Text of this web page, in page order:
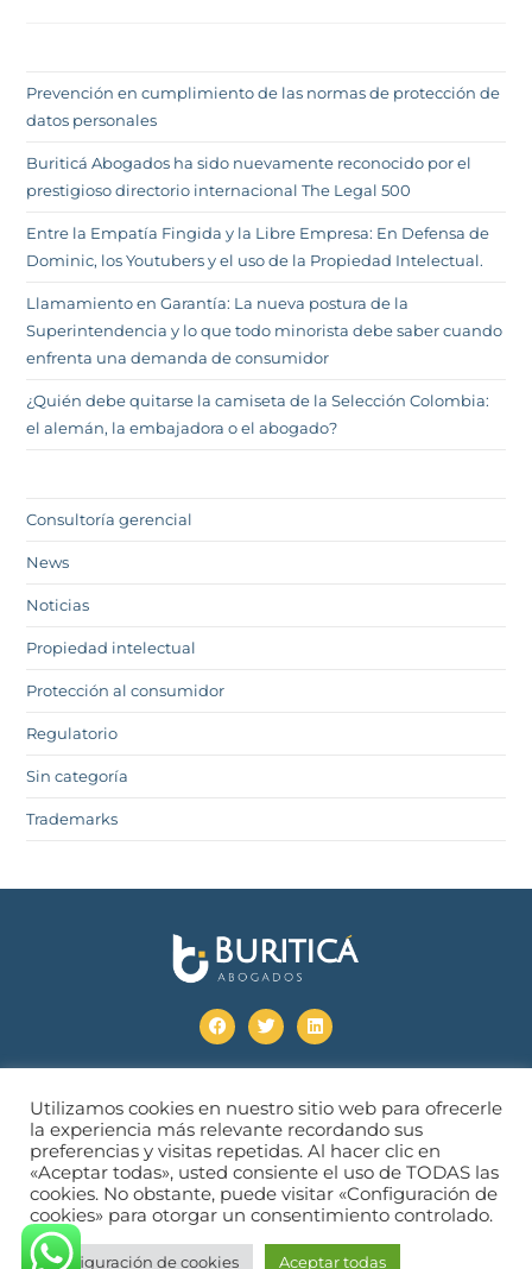
Prevención en cumplimiento de las normas de protección de
datos personales
Buriticá Abogados ha sido nuevamente reconocido por el
prestigioso directorio internacional The Legal 500
Entre la Empatía Fingida y la Libre Empresa: En Defensa de
Dominic, los Youtubers y el uso de la Propiedad Intelectual.
Llamamiento en Garantía: La nueva postura de la
Superintendencia y lo que todo minorista debe saber cuando
enfrenta una demanda de consumidor
¿Quién debe quitarse la camiseta de la Selección Colombia:
el alemán, la embajadora o el abogado?
Consultoría gerencial
News
Noticias
Propiedad intelectual
Protección al consumidor
Regulatorio
Sin categoría
Trademarks
+57- 3114912467
info@buriticaabogados.com
Copyright © 2026 Buriticá Abogados - Bogotá Colombia.
Políticas de tratamiento de datos
Diseño: fernandocastellar.com
Utilizamos cookies en nuestro sitio web para ofrecerle
la experiencia más relevante recordando sus
preferencias y visitas repetidas. Al hacer clic en
«Aceptar todas», usted consiente el uso de TODAS las
cookies. No obstante, puede visitar «Configuración de
cookies» para otorgar un consentimiento controlado.
Configuración de cookies Aceptar todas